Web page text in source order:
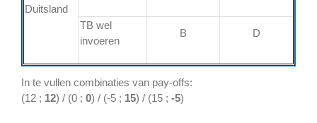
Duitsland
TB wel
invoeren
B D
In te vullen combinaties van pay-offs:
(12 ; 12) / (0 ; 0) / (-5 ; 15) / (15 ; -5)